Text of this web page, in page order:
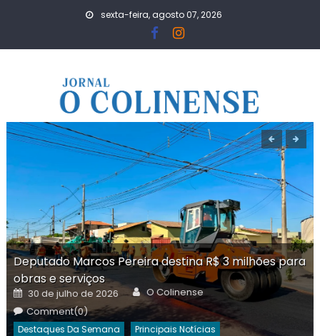
sexta-feira, agosto 07, 2026
Deputado Marcos Pereira destina R$ 3 milhões para
obras e serviços
Posted
on
30 de julho de 2026 Author
O Colinense
Comment(0)
Destaques Da Semana Principais Notícias